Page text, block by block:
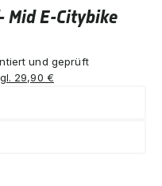
Mid E-Citybike
und geprüft
29,90 €